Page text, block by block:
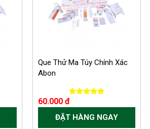
Que Thử Ma Túy Chính Xác
Abon
60.000 đ
ĐẶT HÀNG NGAY